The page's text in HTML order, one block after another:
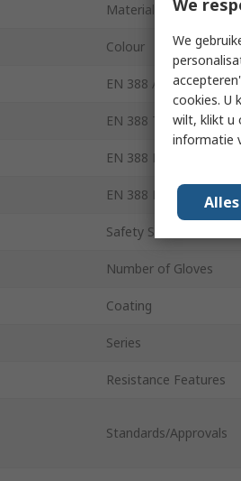
Material
Colour
EN 388 Abrasion
EN 388 Tear
EN 388 Puncture
EN 388 Blade
Safety Standard
Number of Gloves
Coating
Series
Resistance Features
Standards/Approvals
We
We
cookies. U
wilt, klikt u
informatie